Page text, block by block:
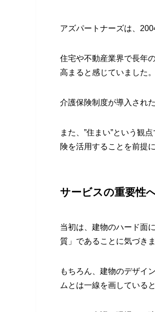
アズパートナーズは、
住宅や不動産業界で長年
高まると感じていました。
介護保険制度が導入され
また、”住まい”という観
険を活用することを前提
サービスの重要性
当初は、建物のハード面
質」であることに気づきま
もちろん、建物のデザイ
ムとは一線を画している